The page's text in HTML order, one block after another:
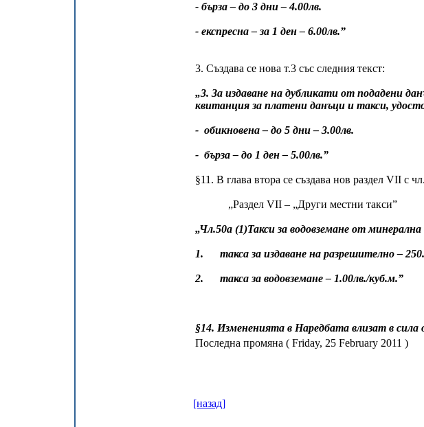
- бърза – до 3 дни – 4.00лв.
- експресна – за 1 ден – 6.00лв.”
3. Създава се нова т.3 със следния текст:
„3. За издаване на дубликати от подадени
квитанция за платени данъци и такси,
- обикновена – до 5 дни – 3.00лв.
- бърза – до 1 ден – 5.00лв.”
§11. В глава втора се създава нов раздел VІІ с
„Раздел VІІ – „Други местни такси”
„Чл.50а (1)Такси за водовземане от
1. такса за издаване на разрешително –
2. такса за водовземане – 1.00лв./куб.м.”
§14. Измененията в Наредбата влизат в
Последна промяна ( Friday, 25 February 2011 )
[назад]